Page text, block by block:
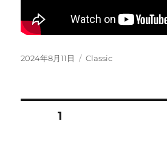
Posted
2024年8月11日 Categories
Classic
Posts
PAGE1